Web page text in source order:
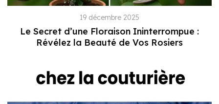
19 décembre 2025
Le Secret d’une Floraison Ininterrompue :
Révélez la Beauté de Vos Rosiers